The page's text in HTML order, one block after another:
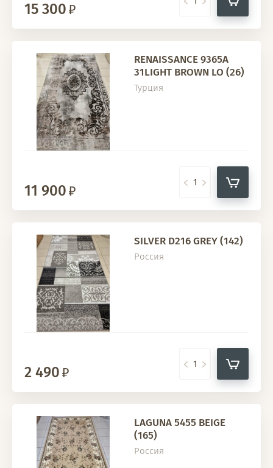
15 300
RENAISSANCE 9365A
31LIGHT BROWN LO (26)
Турция
11 900
SILVER D216 GREY (142)
Россия
2 490
LAGUNA 5455 BEIGE
(165)
Россия